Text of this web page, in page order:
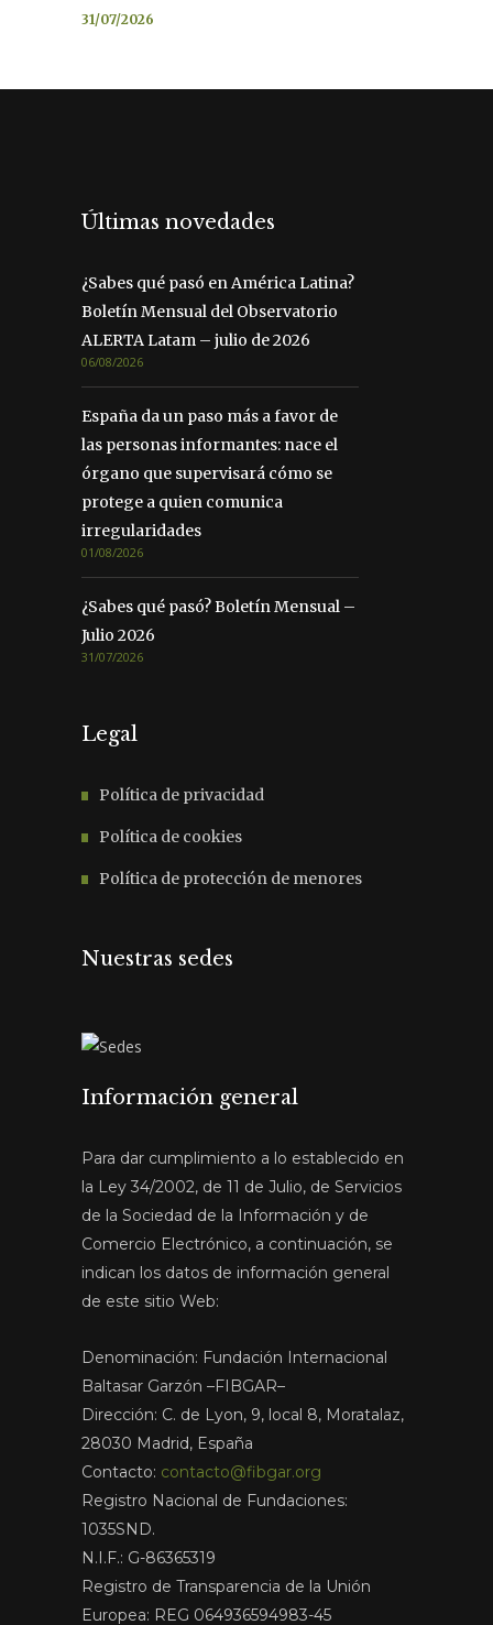
31/07/2026
Últimas novedades
¿Sabes qué pasó en América Latina?
Boletín Mensual del Observatorio
ALERTA Latam – julio de 2026
06/08/2026
España da un paso más a favor de
las personas informantes: nace el
órgano que supervisará cómo se
protege a quien comunica
irregularidades
01/08/2026
¿Sabes qué pasó? Boletín Mensual –
Julio 2026
31/07/2026
Legal
Política de privacidad
Política de cookies
Política de protección de menores
Nuestras sedes
Información general
Para dar cumplimiento a lo establecido en
la Ley 34/2002, de 11 de Julio, de Servicios
de la Sociedad de la Información y de
Comercio Electrónico, a continuación, se
indican los datos de información general
de este sitio Web:
Denominación: Fundación Internacional
Baltasar Garzón –FIBGAR–
Dirección: C. de Lyon, 9, local 8, Moratalaz,
28030 Madrid, España
Contacto: contacto@fibgar.org
Registro Nacional de Fundaciones:
1035SND.
N.I.F.: G-86365319
Registro de Transparencia de la Unión
Europea: REG 064936594983-45